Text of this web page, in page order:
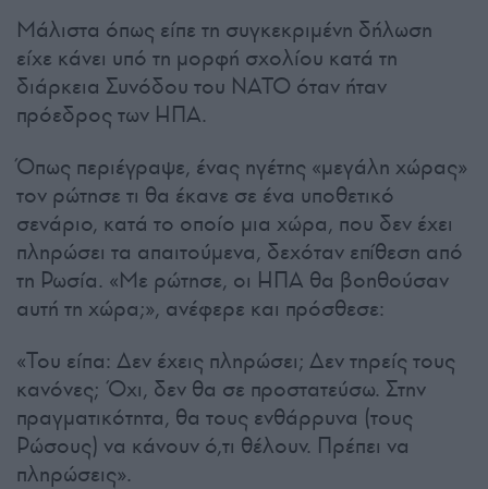
Μάλιστα όπως είπε τη συγκεκριμένη δήλωση
είχε κάνει υπό τη μορφή σχολίου κατά τη
διάρκεια Συνόδου του ΝΑΤΟ όταν ήταν
πρόεδρος των ΗΠΑ.
Όπως περιέγραψε, ένας ηγέτης «μεγάλη χώρας»
τον ρώτησε τι θα έκανε σε ένα υποθετικό
σενάριο, κατά το οποίο μια χώρα, που δεν έχει
πληρώσει τα απαιτούμενα, δεχόταν επίθεση από
τη Ρωσία. «Με ρώτησε, οι ΗΠΑ θα βοηθούσαν
αυτή τη χώρα;», ανέφερε και πρόσθεσε:
«Του είπα: Δεν έχεις πληρώσει; Δεν τηρείς τους
κανόνες; Όχι, δεν θα σε προστατεύσω. Στην
πραγματικότητα, θα τους ενθάρρυνα (τους
Ρώσους) να κάνουν ό,τι θέλουν. Πρέπει να
πληρώσεις».